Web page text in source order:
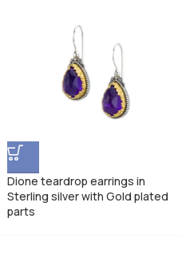
Dione teardrop earrings in
Sterling silver with Gold plated
parts